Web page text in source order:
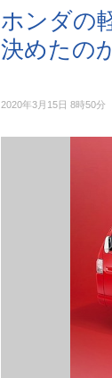
ホンダの
決めたの
2020年3月15日 8時50分